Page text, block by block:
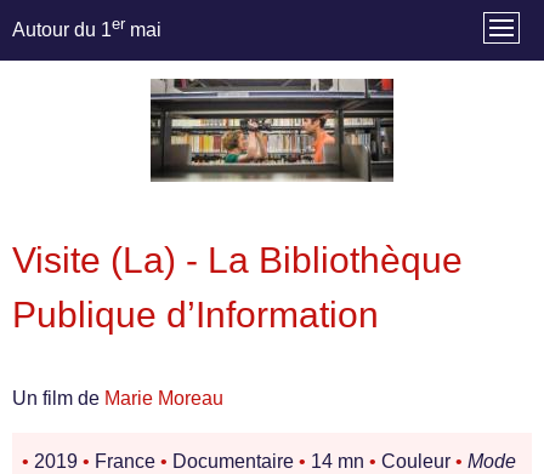
Autour du 1er mai
Visite (La) - La Bibliothèque
Publique d’Information
Un film de Marie Moreau
• 2019 • France • Documentaire • 14 mn • Couleur • Mode